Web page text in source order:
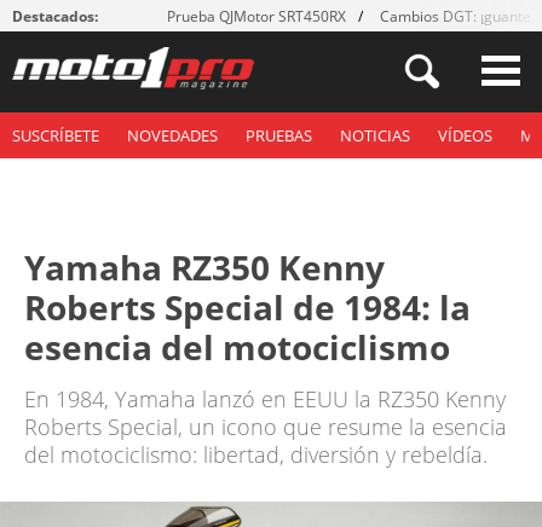
Destacados: Prueba QJMotor SRT450RX Cambios DGT: ¡guantes!
SUSCRÍBETE NOVEDADES PRUEBAS NOTICIAS VÍDEOS
Yamaha RZ350 Kenny
Roberts Special de 1984: la
esencia del motociclismo
En 1984, Yamaha lanzó en EEUU la RZ350 Kenny
Roberts Special, un icono que resume la esencia
del motociclismo: libertad, diversión y rebeldía.